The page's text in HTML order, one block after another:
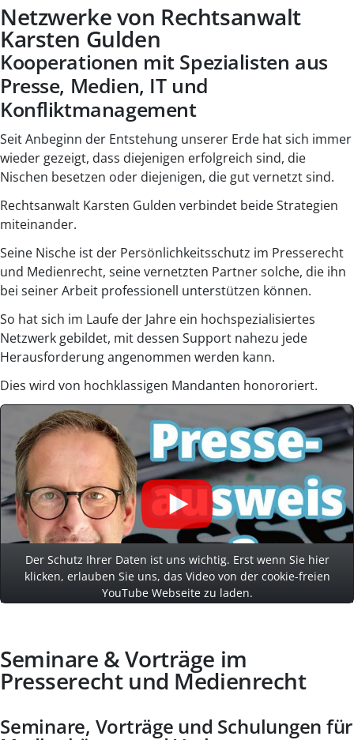
Netzwerke von Rechtsanwalt
Karsten Gulden
Kooperationen mit Spezialisten aus
Presse, Medien, IT und
Konfliktmanagement
Seit Anbeginn der Entstehung unserer Erde hat sich immer
wieder gezeigt, dass diejenigen erfolgreich sind, die
Nischen besetzen oder diejenigen, die gut vernetzt sind.
Rechtsanwalt Karsten Gulden verbindet beide Strategien
miteinander.
Seine Nische ist der Persönlichkeitsschutz im Presserecht
und Medienrecht, seine vernetzten Partner solche, die ihn
bei seiner Arbeit professionell unterstützen können.
So hat sich im Laufe der Jahre ein hochspezialisiertes
Netzwerk gebildet, mit dessen Support nahezu jede
Herausforderung angenommen werden kann.
Dies wird von hochklassigen Mandanten honororiert.
Der Schutz Ihrer Daten ist uns wichtig. Erst wenn Sie hier
klicken, erlauben Sie uns, das Video von der cookie-freien
YouTube Webseite zu laden.
Seminare & Vorträge im
Presserecht und Medienrecht
Seminare, Vorträge und Schulungen für